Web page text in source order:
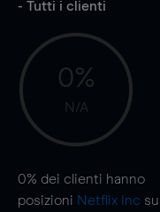
- Tutti i clienti
0%
N/A
0% dei clienti hanno
posizioni Netflix Inc su